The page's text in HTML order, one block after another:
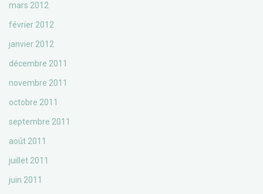
mars 2012
février 2012
janvier 2012
décembre 2011
novembre 2011
octobre 2011
septembre 2011
août 2011
juillet 2011
juin 2011